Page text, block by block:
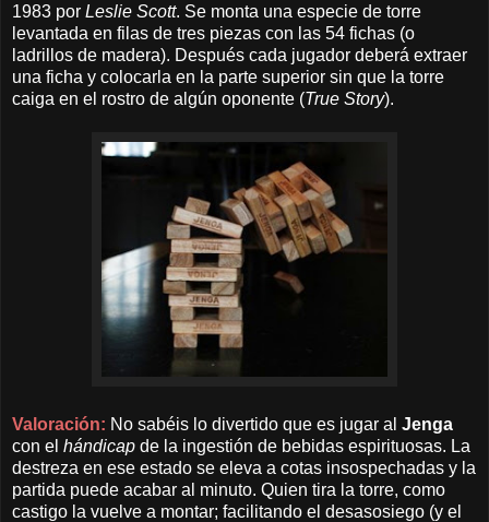
1983 por Leslie Scott. Se monta una especie de torre
levantada en filas de tres piezas con las 54 fichas (o
ladrillos de madera). Después cada jugador deberá extraer
una ficha y colocarla en la parte superior sin que la torre
caiga en el rostro de algún oponente (True Story).
Valoración: No sabéis lo divertido que es jugar al Jenga
con el hándicap de la ingestión de bebidas espirituosas. La
destreza en ese estado se eleva a cotas insospechadas y la
partida puede acabar al minuto. Quien tira la torre, como
castigo la vuelve a montar; facilitando el desasosiego (y el